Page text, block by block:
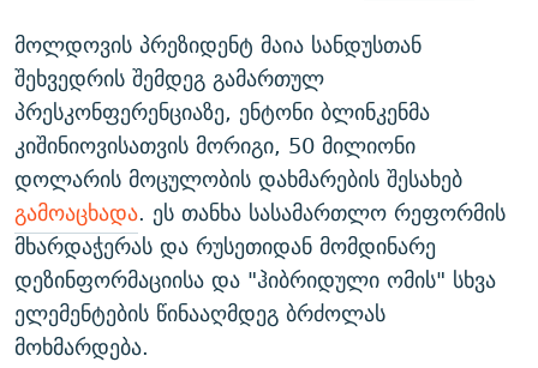
მოლდოვის პრეზიდენტ მაია სანდუსთან
შეხვედრის შემდეგ გამართულ
პრესკონფერენციაზე, ენტონი ბლინკენმა
კიშინიოვისათვის მორიგი, 50 მილიონი
დოლარის მოცულობის დახმარების შესახებ
გამოაცხადა. ეს თანხა სასამართლო რეფორმის
მხარდაჭერას და რუსეთიდან მომდინარე
დეზინფორმაციისა და "ჰიბრიდული ომის" სხვა
ელემენტების წინააღმდეგ ბრძოლას
მოხმარდება.